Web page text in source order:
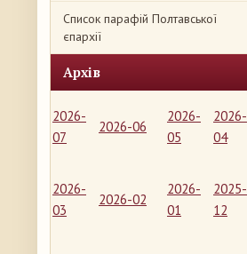
Список парафій Полтавської
єпархії
Архів
2026-
07
2026-06
2026-
05
2026-
04
2026-
03
2026-02
2026-
01
2025-
12